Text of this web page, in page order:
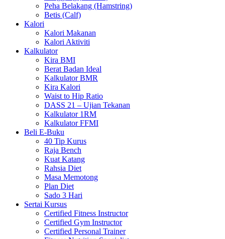
Peha Belakang (Hamstring)
Betis (Calf)
Kalori
Kalori Makanan
Kalori Aktiviti
Kalkulator
Kira BMI
Berat Badan Ideal
Kalkulator BMR
Kira Kalori
Waist to Hip Ratio
DASS 21 – Ujian Tekanan
Kalkulator 1RM
Kalkulator FFMI
Beli E-Buku
40 Tip Kurus
Raja Bench
Kuat Katang
Rahsia Diet
Masa Memotong
Plan Diet
Sado 3 Hari
Sertai Kursus
Certified Fitness Instructor
Certified Gym Instructor
Certified Personal Trainer